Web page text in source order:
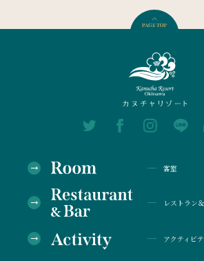
客室
レストラン
アクティビテ